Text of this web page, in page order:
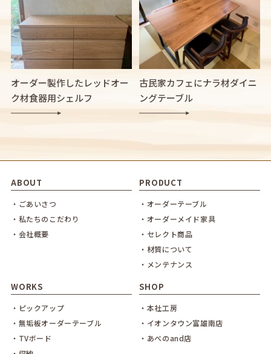
オーダー製作したレッドオー
ク材食器用シェルフ
古民家カフェにナラ材ダイニ
ングテーブル
ABOUT
・ごあいさつ
・私たちのこだわり
・会社概要
PRODUCT
・オーダーテーブル
・オーダーメイド家具
・セレクト商品
・材質について
・メンテナンス
WORKS
・ピックアップ
・無垢板オーダーテーブル
・TVボード
SHOP
・本社工房
・イオンタウン富雄南店
・あべのand店